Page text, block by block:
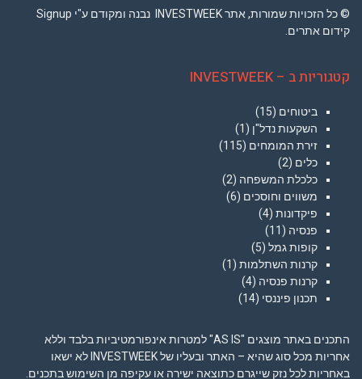
© כל הזכויות שמורות, אתר INVESTWEEK נבנה ומקודם ע"י Signup
קידום אתרים.
קטגוריות ב – INVESTWEEK
ביטוחים (15)
השקעות נדל"ן (1)
זירת המומחים (115)
כלים (2)
כלכלת המשפחה (2)
משווים וחוסכים (6)
פיקדונות (4)
פנסיה (11)
קופות גמל (5)
קרנות השתלמות (1)
קרנות פנסיה (4)
תכנון פיננסי (14)
התכנים באתר מוצגים "AS IS" למטרות אינפורמטיביות בלבד וללא
אחריות מכל סוג שהיא – האתר ובעליו של INVESTWEEK לא ישאו
באחריות לכל נזק שייגרם כתוצאה ישירה או עקיפה מן השימוש בתכנים.